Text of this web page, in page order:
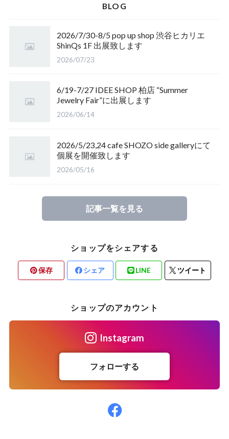
BLOG
2026/7/30-8/5 pop up shop 渋谷ヒカリエ
ShinQs 1F 出展致します
2026/07/23
6/19-7/27 IDEE SHOP 柏店 “Summer
Jewelry Fair”に出展します
2026/06/14
2026/5/23,24 cafe SHOZO side galleryにて
個展を開催致します
2026/05/16
記事一覧を見る
ショップをシェアする
保存 シェア LINE ツイート
ショップのアカウント
Instagram
フォローする